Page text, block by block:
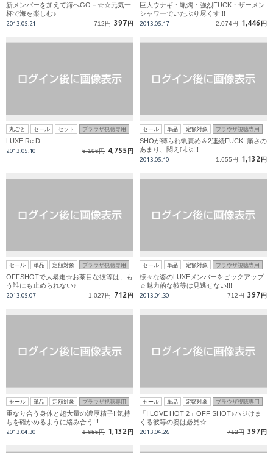
新メンバーを加えて海へGO－☆☆元気一
杯で海を楽しむ♪
2013.05.21 712円 397 円
巨大ウナギ・蝋燭・強烈FUCK・ザーメン
シャワーでいたぶり尽くす!!!
2013.05.17 2,074円 1,446 円
丸ごと セール セット ブラウザ視聴専用
LUXE Re:D
2013.05.10 6,196円 4,755 円
セール 単品 定額対象 ブラウザ視聴専用
SHOが縛られ蝋責め＆2連続FUCK!!痛さの
あまり、悶え叫ぶ!!!
2013.05.10 1,655円 1,132 円
セール 単品 定額対象 ブラウザ視聴専用
OFFSHOTで大暴走☆お茶目な彼等は、も
う誰にも止められない♪
2013.05.07 1,027円 712 円
セール 単品 定額対象 ブラウザ視聴専用
様々な姿のLUXEメンバーをピックアップ
☆魅力的な彼等は見逃せない!!!
2013.04.30 712円 397 円
セール 単品 定額対象 ブラウザ視聴専用
重なり合う身体と超大量の濃厚精子!!気持
ちを確かめるように絡み合う!!!
2013.04.30 1,655円 1,132 円
セール 単品 定額対象 ブラウザ視聴専用
「I LOVE HOT 2」OFF SHOT♪ハジけま
くる彼等の姿は必見☆
2013.04.26 712円 397 円